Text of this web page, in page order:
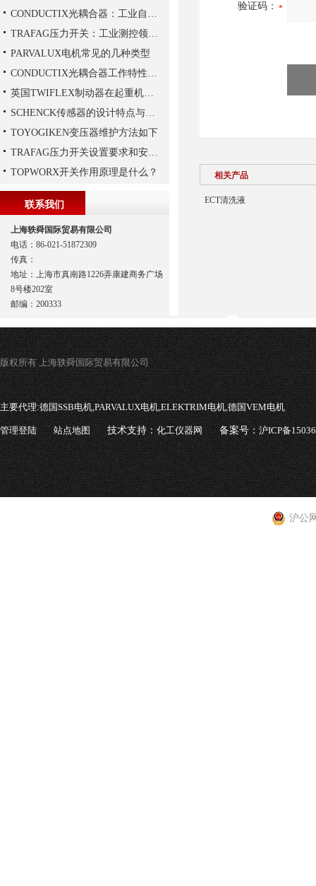
验证码：
相关产品
ECT清洗液
CONDUCTIX光耦合器：工业自动化的“安全信使”
TRAFAG压力开关：工业测控领域的精密之选
PARVALUX电机常见的几种类型
CONDUCTIX光耦合器工作特性讲解
英国TWIFLEX制动器在起重机作业中出现常见故障的原因
SCHENCK传感器的设计特点与优势
TOYOGIKEN变压器维护方法如下
TRAFAG压力开关设置要求和安装要求是什么？
TOPWORX开关作用原理是什么？
联系我们
上海轶舜国际贸易有限公司
电话：86-021-51872309
传真：
地址：上海市真南路1226弄康建商务广场
8号楼202室
邮编：200333
版权所有 上海轶舜国际贸易有限公司
主要代理:德国SSB电机,PARVALUX电机,ELEKTRIM电机,德国VEM电机
管理登陆 站点地图 技术支持：化工仪器网 备案号：沪ICP备
沪公